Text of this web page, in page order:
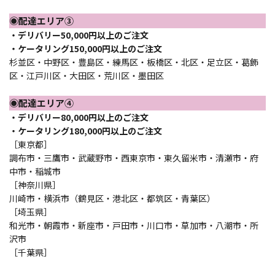
◉配達エリア③
・デリバリー50,000円以上のご注文
・ケータリング150,000円以上のご注文
杉並区・中野区・豊島区・練馬区・板橋区・北区・足立区・葛飾
区・江戸川区・大田区・荒川区・墨田区
◉配達エリア④
・デリバリー80,000円以上のご注文
・ケータリング180,000円以上のご注文
［東京都］
調布市・三鷹市・武蔵野市・西東京市・東久留米市・清瀬市・府
中市・稲城市
［神奈川県］
川崎市・横浜市（鶴見区・港北区・都筑区・青葉区）
［埼玉県］
和光市・朝霞市・新座市・戸田市・川口市・草加市・八潮市・所
沢市
［千葉県］